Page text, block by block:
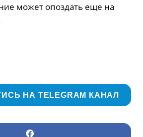
может опоздать еще на
НА TELEGRAM КАНАЛ